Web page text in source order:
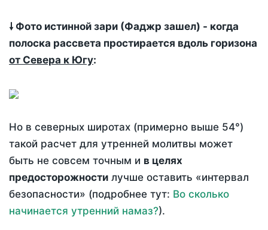
🠗 Фото истинной зари (Фаджр зашел) - когда
полоска рассвета простирается вдоль горизона
от Севера к Югу:
Но в северных широтах (примерно выше 54°)
такой расчет для утренней молитвы может
быть не совсем точным и в целях
предосторожности лучше оставить «интервал
безопасности» (подробнее тут: Во сколько
начинается утренний намаз?).